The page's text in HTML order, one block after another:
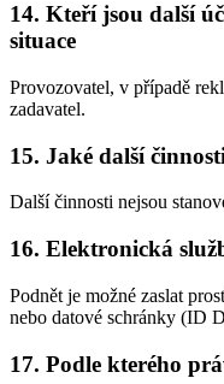
14. Kteří jsou další
situace
Provozovatel, v případě
zadavatel.
15. Jaké další
Další činnosti nejsou
16. Elektronická
Podnět je možné zaslat
nebo datové schránky (ID
17. Podle kterého